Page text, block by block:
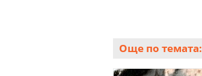
Още по темата: